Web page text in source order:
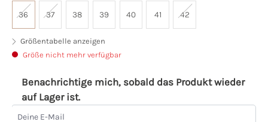
36 37 38 39 40 41 42
Größentabelle anzeigen
Größe nicht mehr verfügbar
Benachrichtige mich, sobald das Produkt wieder
auf Lager ist.
Deine E-Mail